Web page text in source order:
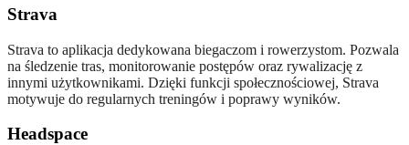
Strava
Strava to aplikacja dedykowana biegaczom i rowerzystom. Pozwala
na śledzenie tras, monitorowanie postępów oraz rywalizację z
innymi użytkownikami. Dzięki funkcji społecznościowej, Strava
motywuje do regularnych treningów i poprawy wyników.
Headspace